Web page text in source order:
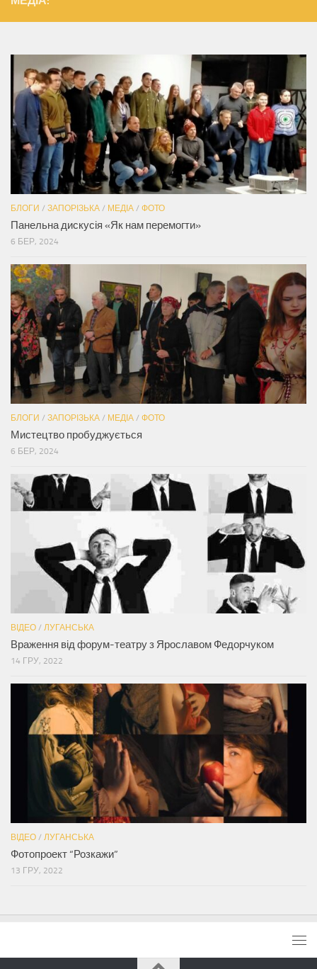
БЛОГИ / ЗАПОРІЗЬКА / МЕДІА / ФОТО
Панельна дискусія «Як нам перемогти»
6 БЕР, 2024
БЛОГИ / ЗАПОРІЗЬКА / МЕДІА / ФОТО
Мистецтво пробуджується
6 БЕР, 2024
ВІДЕО / ЛУГАНСЬКА
Враження від форум-театру з Ярославом Федорчуком
14 ГРУ, 2022
ВІДЕО / ЛУГАНСЬКА
Фотопроект “Розкажи”
13 ГРУ, 2022